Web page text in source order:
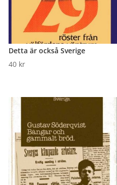
Detta är också Sverige
40 kr